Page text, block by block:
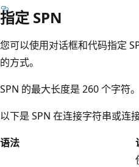
指定 SPN
您可以使用对话框和代码指定
的方式。
SPN 的最大长度是 260 个字符。
以下是 SPN 在连接字符串或连
语法